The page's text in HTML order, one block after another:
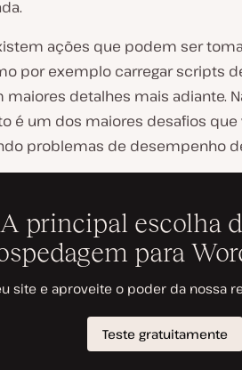
ações que podem ser
por exemplo carregar scripts
detalhes mais adiante.
é um dos maiores desafios
problemas de desempenho